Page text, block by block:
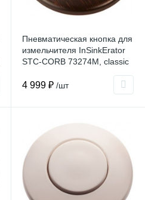
Пневматическая кнопка для
измельчителя InSinkErator
STC-CORB 73274M, classic
4 999 ₽ /шт